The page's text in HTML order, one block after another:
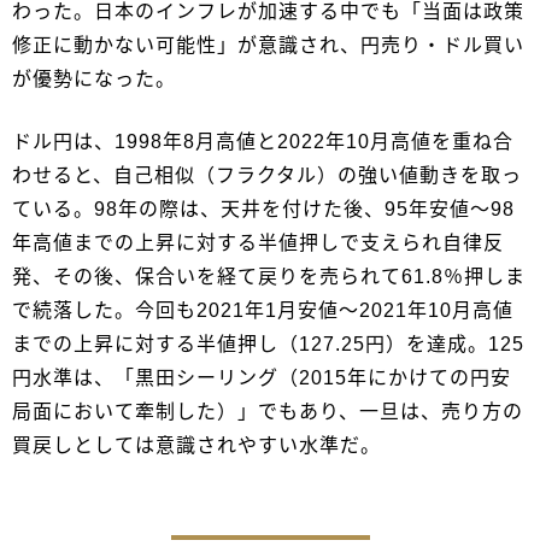
わった。日本のインフレが加速する中でも「当面は政策
修正に動かない可能性」が意識され、円売り・ドル買い
が優勢になった。
ドル円は、1998年8月高値と2022年10月高値を重ね合
わせると、自己相似（フラクタル）の強い値動きを取っ
ている。98年の際は、天井を付けた後、95年安値～98
年高値までの上昇に対する半値押しで支えられ自律反
発、その後、保合いを経て戻りを売られて61.8％押しま
で続落した。今回も2021年1月安値～2021年10月高値
までの上昇に対する半値押し（127.25円）を達成。125
円水準は、「黒田シーリング（2015年にかけての円安
局面において牽制した）」でもあり、一旦は、売り方の
買戻しとしては意識されやすい水準だ。